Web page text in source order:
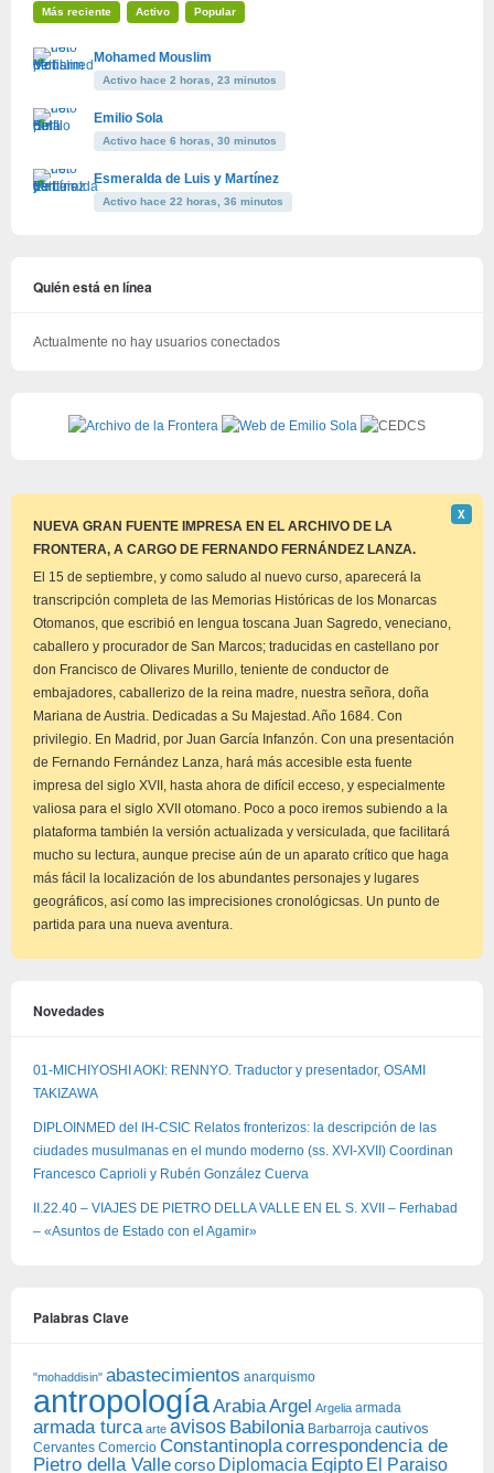
Más reciente Activo Popular
Mohamed Mouslim
Activo hace 2 horas, 23 minutos
Emilio Sola
Activo hace 6 horas, 30 minutos
Esmeralda de Luis y Martínez
Activo hace 22 horas, 36 minutos
Quién está en línea
Actualmente no hay usuarios conectados
NUEVA GRAN FUENTE IMPRESA EN EL ARCHIVO DE LA
FRONTERA, A CARGO DE FERNANDO FERNÁNDEZ LANZA.
este
Χ
El 15 de septiembre, y como saludo al nuevo curso, aparecerá la
transcripción completa de las Memorias Históricas de los Monarcas
Otomanos, que escribió en lengua toscana Juan Sagredo, veneciano,
caballero y procurador de San Marcos; traducidas en castellano por
don Francisco de Olivares Murillo, teniente de conductor de
embajadores, caballerizo de la reina madre, nuestra señora, doña
Mariana de Austria. Dedicadas a Su Majestad. Año 1684. Con
privilegio. En Madrid, por Juan García Infanzón. Con una presentación
de Fernando Fernández Lanza, hará más accesible esta fuente
impresa del siglo XVII, hasta ahora de difícil ecceso, y especialmente
valiosa para el siglo XVII otomano. Poco a poco iremos subiendo a la
plataforma también la versión actualizada y versiculada, que facilitará
mucho su lectura, aunque precise aún de un aparato crítico que haga
más fácil la localización de los abundantes personajes y lugares
geográficos, así como las imprecisiones cronológicsas. Un punto de
partida para una nueva aventura.
Novedades
01-MICHIYOSHI AOKI: RENNYO. Traductor y presentador, OSAMI
TAKIZAWA
DIPLOINMED del IH-CSIC Relatos fronterizos: la descripción de las
ciudades musulmanas en el mundo moderno (ss. XVI-XVII) Coordinan
Francesco Caprioli y Rubén González Cuerva
II.22.40 – VIAJES DE PIETRO DELLA VALLE EN EL S. XVII – Ferhabad
– «Asuntos de Estado con el Agamir»
Palabras Clave
"mohaddisin" abastecimientos anarquismo
antropología ArabiaArgel Argelia armada
armada turca arte avisos Babilonia Barbarroja cautivos
Cervantes Comercio Constantinoplacorrespondencia de
Pietro della Vallecorso Diplomacia Egipto El Paraiso